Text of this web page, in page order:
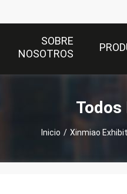
SOBRE
NOSOTROS
Inicio / Xinmiao